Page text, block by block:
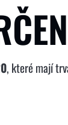
, které mají